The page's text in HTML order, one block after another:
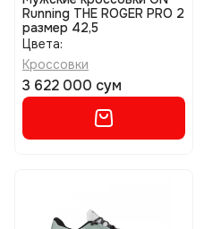
Running THE ROGER PRO 2
размер 42,5
Цвета:
Кроссовки
3 622 000 сум